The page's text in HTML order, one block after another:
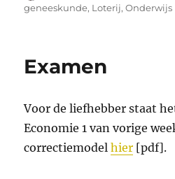
op
geneeskunde, Loterij,Onderwijs
Examen
Voor de liefhebber staat
Economie 1 van vorige
correctiemodelhier [pdf].